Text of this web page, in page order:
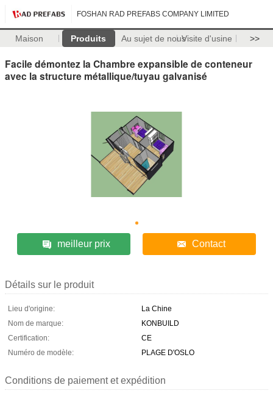
FOSHAN RAD PREFABS COMPANY LIMITED
Maison Produits Au sujet de nousVisite d'usine >>
Facile démontez la Chambre expansible de conteneur
avec la structure métallique/tuyau galvanisé
meilleur prix Contact
Détails sur le produit
Lieu d'origine:
La Chine
Nom de marque:
KONBUILD
Certification:
CE
Numéro de modèle:
PLAGE D'OSLO
Conditions de paiement et expédition